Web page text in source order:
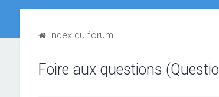
Index du forum
Foire aux questions